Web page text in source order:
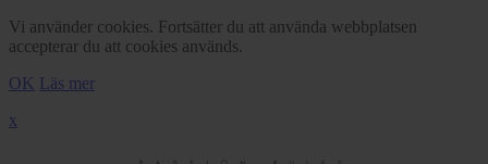
Vi använder cookies. Fortsätter du att använda webbplatsen
accepterar du att cookies används.
OK Läs mer
x